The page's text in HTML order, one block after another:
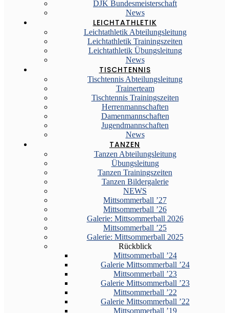
DJK Bundesmeisterschaft
News
LEICHTATHLETIK
Leichtathletik Abteilungsleitung
Leichtathletik Trainingszeiten
Leichtathletik Übungsleitung
News
TISCHTENNIS
Tischtennis Abteilungsleitung
Trainerteam
Tischtennis Trainingszeiten
Herrenmannschaften
Damenmannschaften
Jugendmannschaften
News
TANZEN
Tanzen Abteilungsleitung
Übungsleitung
Tanzen Trainingszeiten
Tanzen Bildergalerie
NEWS
Mittsommerball ’27
Mittsommerball ’26
Galerie: Mittsommerball 2026
Mittsommerball ’25
Galerie: Mittsommerball 2025
Rückblick
Mittsommerball ’24
Galerie Mittsommerball ’24
Mittsommerball ’23
Galerie Mittsommerball ’23
Mittsommerball ’22
Galerie Mittsommerball ’22
Mittsommerball ’19